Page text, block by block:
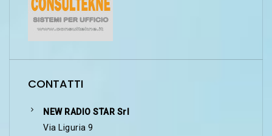
CONTATTI
NEW RADIO STAR Srl
Via Liguria 9